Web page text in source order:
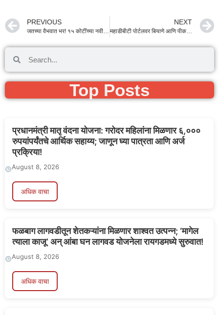
PREVIOUS
जतच्या वैभवात भर! १५ कोटींच्या नवीन पंचायत समिती इमारतीचे भूमिपूजन; मंत्री जयकुमार गोरेंची मोठी ग्वाही
NEXT
महाडीबीटी पोर्टलवर बियाणे आणि पीक प्रात्यक्षिकांसाठी अर्ज प्रक्रिया सुरू; असा घ्या सरकारी योजनांचा लाभ
Top Posts
प्रधानमंत्री मातृ वंदना योजना: गरोदर महिलांना मिळणार ६,०००
रुपयांपर्यंतचे आर्थिक सहाय्य; जाणून घ्या पात्रता आणि अर्ज
प्रक्रिया!
August 8, 2026
अधिक वाचा
फळबाग लागवडीतून शेतकऱ्यांना मिळणार शाश्वत उत्पन्न; ‘मागेल
त्याला काजू’ अन् आंबा घन लागवड योजनेला रायगडमध्ये सुरुवात!
August 8, 2026
अधिक वाचा